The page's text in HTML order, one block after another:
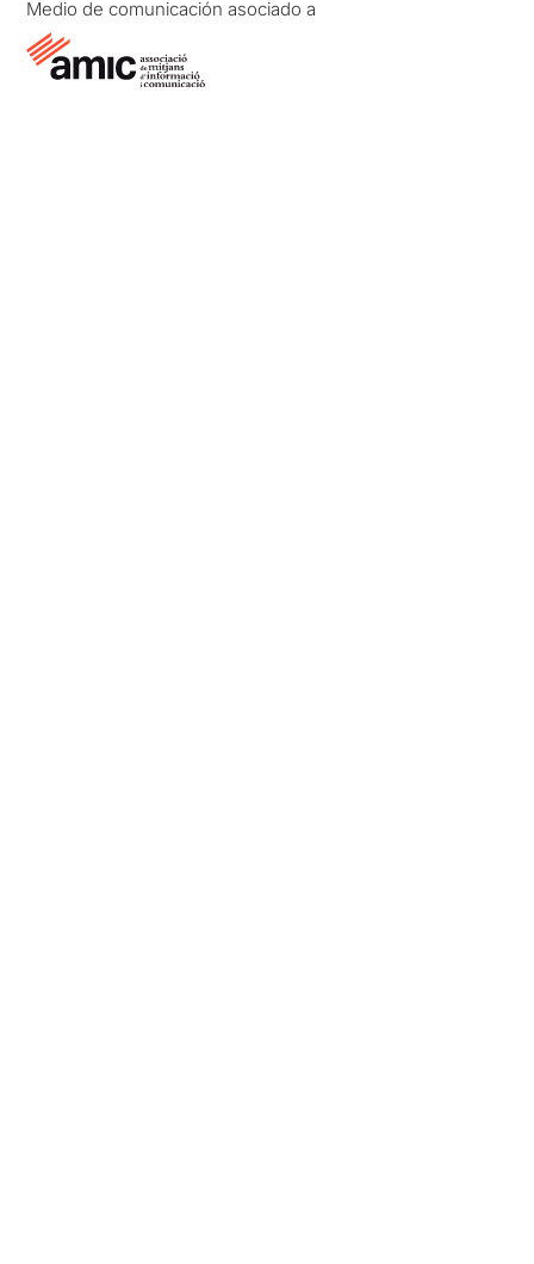
Medio de comunicación asociado a